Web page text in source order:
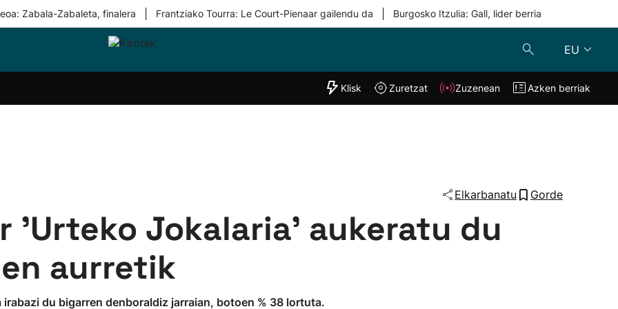
Zabala-Zabaleta, finalera Frantziako Tourra: Le Court-Pienaar gailendu da Burgosko Itzulia: Gall, lider berria
EU
Taldeak
"Helmuga"
Klisk Zuzenean
Klisk Zuretzat Zuzenean Azken berriak
Elkarbanatu Gorde
'Urteko Jokalaria' aukeratu du
aurretik
du bigarren denboraldiz jarraian, botoen % 38 lortuta.